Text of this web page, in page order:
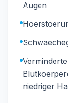
Augen
niedriger